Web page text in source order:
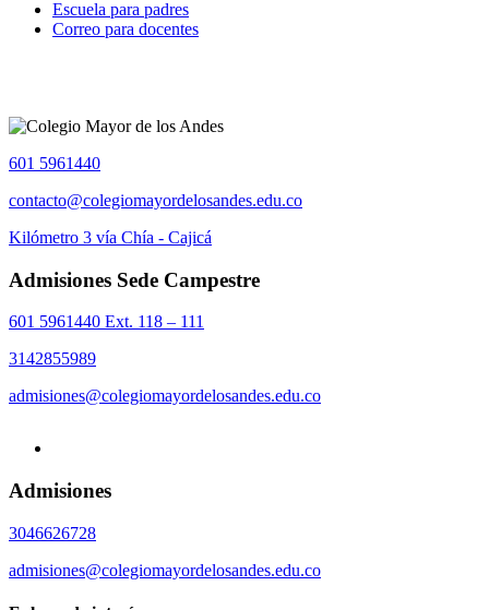
Escuela para padres
Correo para docentes
601 5961440
contacto@colegiomayordelosandes.edu.co
Kilómetro 3 vía Chía - Cajicá
Admisiones Sede Campestre
601 5961440 Ext. 118 – 111
3142855989
admisiones@colegiomayordelosandes.edu.co
Admisiones
3046626728
admisiones@colegiomayordelosandes.edu.co